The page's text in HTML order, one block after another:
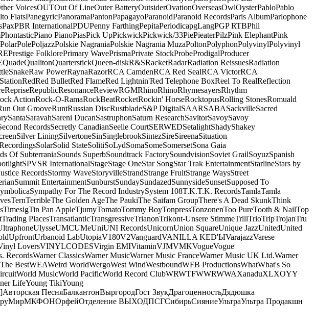
VoicesOUTOut Of LineOuter BatteryOutsiderOvationOverseasOwlOysterPabloPablo
FlatsPanegyricPanoramaPantonPapagayoParanoidParanoid RecordsParis AlbumParlophone
PaxPBR InternationalPDUPenny FarthingPepitaPeriodicapgLangPGP RTBPhil
PhontasticPiano PianoPiasPick UpPickwickPickwick/33PiePieaterPilzPink ElephantPink
PolarPolePoljazzPolskie NagraniaPolskie Nagrania MuzaPoltonPolyphonPolyvinylPolyvinyl
Prestige FolklorePrimary WavePrismaPrivate StockProbeProdigalProducer
QuadeQualitonQuarterstickQueen-diskR&SRacketRadarRadiation ReissuesRadiation
Raw PowerRaynaRazorRCA CamdenRCA Red SealRCA VictorRCA
RedRed BulletRed FlameRed Lightnin'Red Telephone BoxReel To RealReflection
RepriseRepublicResonanceReviewRGMRhinoRhinoRhymesayersRhythm
ActionRock-O-RamaRockBeatRocketRockin' HorseRocktopusRolling StonesRomuald
Out GrooveRuntRussian DiscRustbladeS&P DigitalSAARSABASackvilleSacred
SantaSaravahSareni DucanSastruphonSaturn ResearchSavitorSavoySavoy
RecordsSecretly CanadianSeelie CourtSERWEDSetalightShadyShakey
Silver LiningSilvertoneSinSinglebrookSintezSireSireenaSituation
SolarSolid StateSolitiSoLydSomaSomeSomersetSona Gaia
Of SubterraniaSounds SuperbSoundtrack FactorySoundvisionSoviet GrailSoyuzSpanish
SPVSR InternationalStageStage OneStar SongStar Trak EntertainmentStarlineStars by
RecordsStormy WaveStoryvilleStrandStrange FruitStrange WaysStreet
Summit EntertainmentSunburstSundaySundazedSunnysideSunsetSupposed To
Sympathy For The Record IndustrySystem 108T.K.T.K. RecordsTamlaTamla
TernTerribleThe Golden AgeThe PaukiThe Saifam GroupThere's A Dead SkunkThink
TimesigTin Pan AppleTjumyTomatoTommy BoyTonpressTonzonenToo PureTooth & NailTop
Trading PlacesTransatlanticTransgressiveTrianonTrikont-Unsere StimmeTrillTrioTripTrojanTru
UlysseUMCUMeUniUNI RecordsUnicornUnion SquareUnique JazzUnitedUnited
UpfrontUrbanoid LabUtopiaV180V2VanguardVANILLA KED'ЫVarajazzVarese
LoversVINYLCODESVirgin EMIVitaminVJMVMKVogueVogue
RecordsWarner ClassicsWarner MusicWarner Music FranceWarner Music UK Ltd.Warner
BestWEAWeird WorldWergoWest WindWestboundWFB ProductionsWhatWhat's So
World MusicWorld PacificWorld Record ClubWRWTFWWRWWAXanaduXLXOYY
LifeYoung TikiYoung
Авторская ПесняБалкантонВыргородГост ЗвукДрагоценностьДядюшка
МКФОНОрфейОтделение ВЫХОДПСГСибирьСияниеУльтраУльтра Продакшн